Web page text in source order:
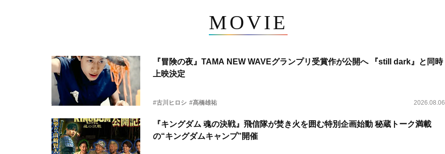
MOVIE
『冒険の夜』TAMA NEW WAVEグランプリ受賞作が公開へ 『still dark』と同時
上映決定
#古川ヒロシ #髙橋雄祐 2026.08.06
『キングダム 魂の決戦』飛信隊が焚き火を囲む特別企画始動 秘蔵トーク満載
の“キングダムキャンプ”開催